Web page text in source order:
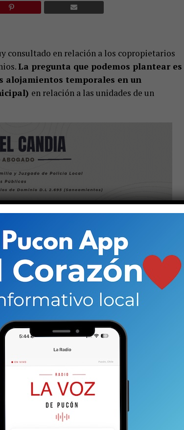
consultado en relación a los copropietarios
La pregunta que podemos plantear es
alojamientos temporales en un
en relación a las unidades de un
reglamento de copropiedad está el de
y sanciones por incumplimiento,
temporal, hospedaje turístico,
afecten la calidad de vida de los
en el uso de los bienes y servicios comunes
reglamento de copropiedad (u
dar a la unidad de la que es dueño
turístico en general u otros similares.
y limitar. Prohibir es vedar o impedir el uso
no pueden prohibir a un
apart-hotel, alojamiento temporal u
es también precisa en señalar que
el fin de asegurar que aquellas